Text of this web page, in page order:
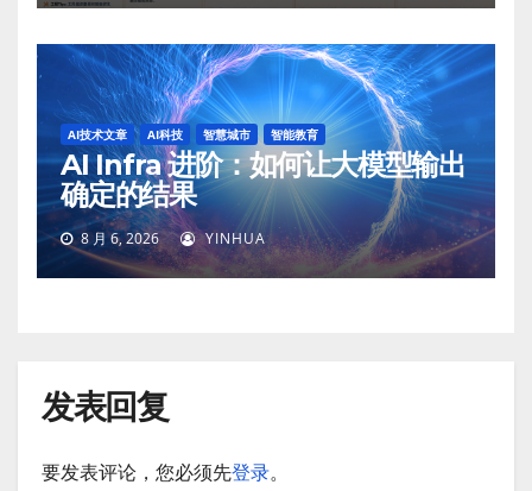
AI技术文章 AI科技 智慧城市 智能教育
AI Infra 进阶：如何让大模型输出
确定的结果
8 月 6, 2026 YINHUA
发表回复
要发表评论，您必须先登录。